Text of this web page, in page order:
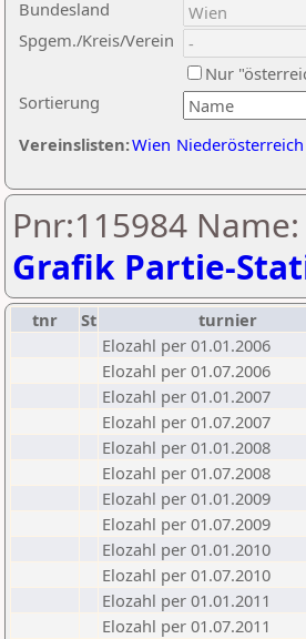
Sortierung
Bundesland
Spgem./Kreis/Verein
Nur
Vereinslisten:Wien Niederösterreich
Pnr:115984
Grafik Partie-
tnr St turnier
Elozahl per 01.01.2006
Elozahl per 01.07.2006
Elozahl per 01.01.2007
Elozahl per 01.07.2007
Elozahl per 01.01.2008
Elozahl per 01.07.2008
Elozahl per 01.01.2009
Elozahl per 01.07.2009
Elozahl per 01.01.2010
Elozahl per 01.07.2010
Elozahl per 01.01.2011
Elozahl per 01.07.2011